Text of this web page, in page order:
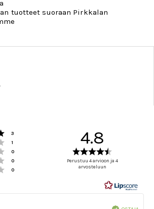
tuotteet suoraan Pirkkalan
Arvio 5 5:sta tähdestä
3
Arvio 4 5:sta tähdestä
1
Arvio 3 5:sta tähdestä
0
Arvio 2 5:sta tähdestä
0
Arvio 1 5:sta tähdestä
0
4.8
4.8
Perustuu 4 arvioon ja 4
arvosteluun